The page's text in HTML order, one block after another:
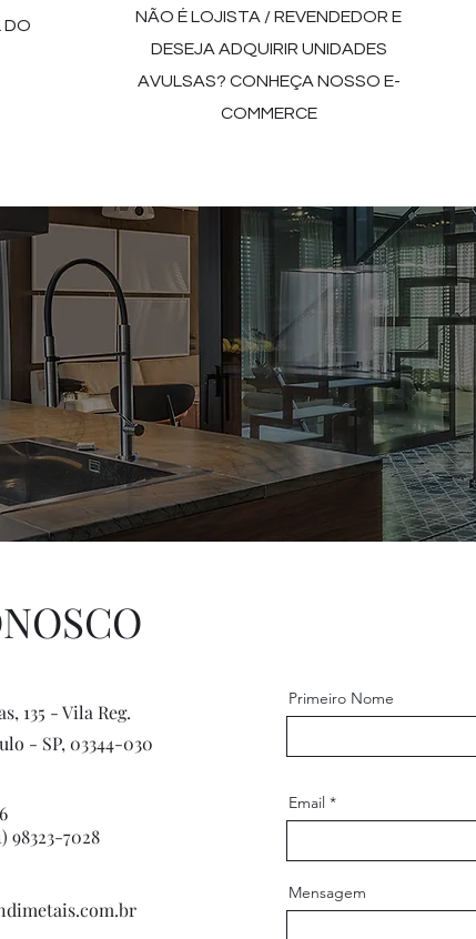
DO
NÃO É LOJISTA / REVENDEDOR E
DESEJA ADQUIRIR UNIDADES
AVULSAS? CONHEÇA NOSSO E-
COMMERCE
135 - Vila Reg.
- SP, 03344-030
98323-7028
Primeiro Nome
Email
Mensagem